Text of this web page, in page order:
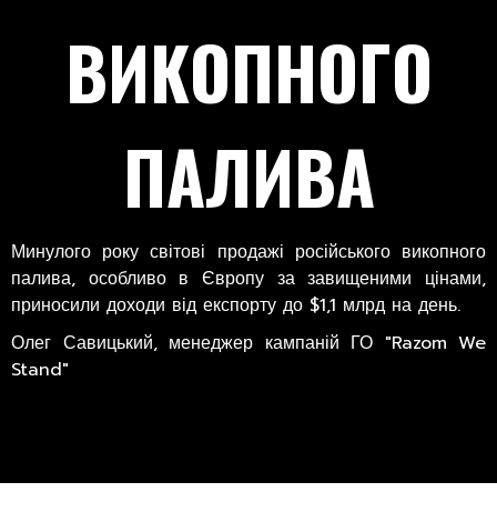
ВИКОПНОГО
ПАЛИВА
Минулого року світові продажі російського викопного
палива, особливо в Європу за завищеними цінами,
приносили доходи від експорту до $1,1 млрд на день.
Олег Савицький, менеджер кампаній ГО "Razom We
Stand"